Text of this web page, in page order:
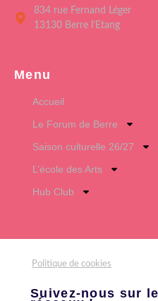
834 rue Fernand Léger
13130 Berre l'Etang
Menu
Accueil
Le Forum de Berre
Saison culturelle 26/27
L’école des Arts
Hub Club
Politique de cookies
Suivez-nous sur